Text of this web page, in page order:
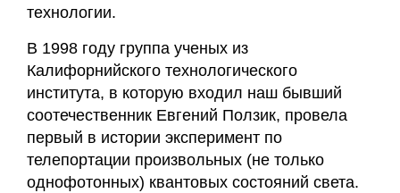
технологии.
В 1998 году группа ученых из
Калифорнийского технологического
института, в которую входил наш бывший
соотечественник Евгений Ползик, провела
первый в истории эксперимент по
телепортации произвольных (не только
однофотонных) квантовых состояний света.